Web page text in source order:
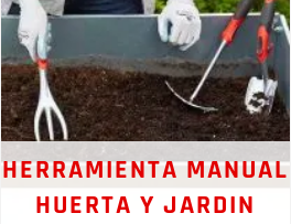
HERRAMIENTA MANUAL
HUERTA Y JARDIN